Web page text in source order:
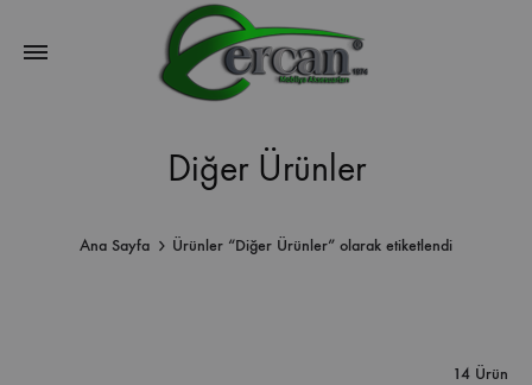
Diğer Ürünler
Ana Sayfa Ürünler “Diğer Ürünler” olarak etiketlendi
14 Ürün